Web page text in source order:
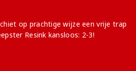
op prachtige wijze een vrije trap
Resink kansloos: 2-3!